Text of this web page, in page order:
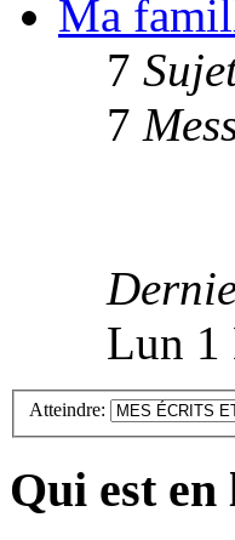
Ma
7
7
Lun 1
Atteindre:
Qui est en